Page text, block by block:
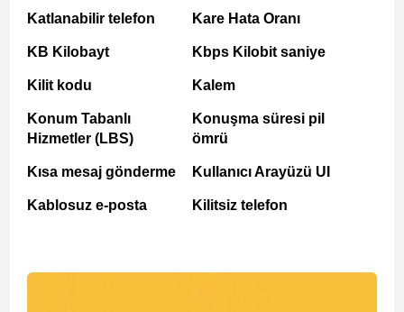
Katlanabilir telefon
KB Kilobayt
Kilit kodu
Konum Tabanlı
Hizmetler (LBS)
Kısa mesaj gönderme
Kablosuz e-posta
Kare Hata Oranı
Kbps Kilobit saniye
Kalem
Konuşma süresi pil
ömrü
Kullanıcı Arayüzü UI
Kilitsiz telefon